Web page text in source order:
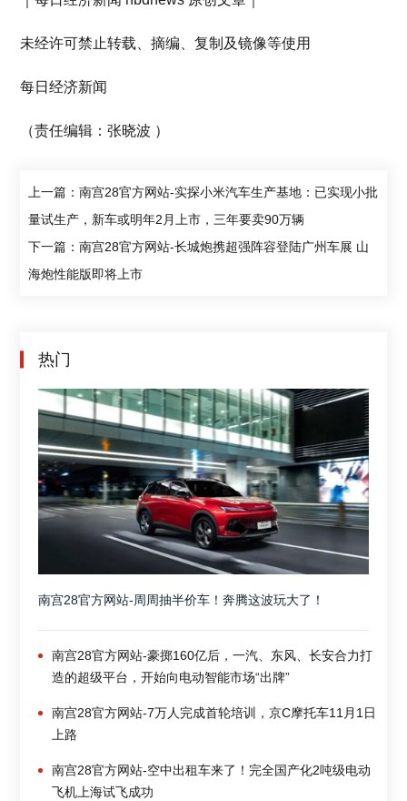
未经许可禁止转载、摘编、复制及镜像等使用
每日经济新闻
（责任编辑：张晓波 ）
上一篇：南宫28官方网站-实探小米汽车生产基地：已实现小批
量试生产，新车或明年2月上市，三年要卖90万辆
下一篇：南宫28官方网站-长城炮携超强阵容登陆广州车展 山
海炮性能版即将上市
热门
南宫28官方网站-周周抽半价车！奔腾这波玩大了！
南宫28官方网站-豪掷160亿后，一汽、东风、长安合力打
造的超级平台，开始向电动智能市场“出牌”
南宫28官方网站-7万人完成首轮培训，京C摩托车11月1日
上路
南宫28官方网站-空中出租车来了！完全国产化2吨级电动
飞机上海试飞成功